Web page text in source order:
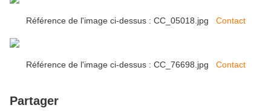
Référence de l'image ci-dessus : CC_05018.jpg Contact
Référence de l'image ci-dessus : CC_76698.jpg Contact
Partager